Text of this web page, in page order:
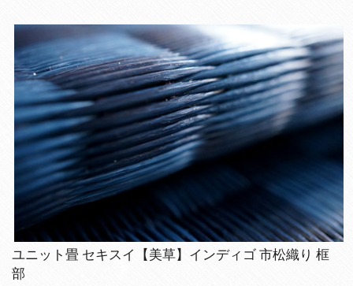
ユニット畳 セキスイ【美草】インディゴ 市松織り 框
部